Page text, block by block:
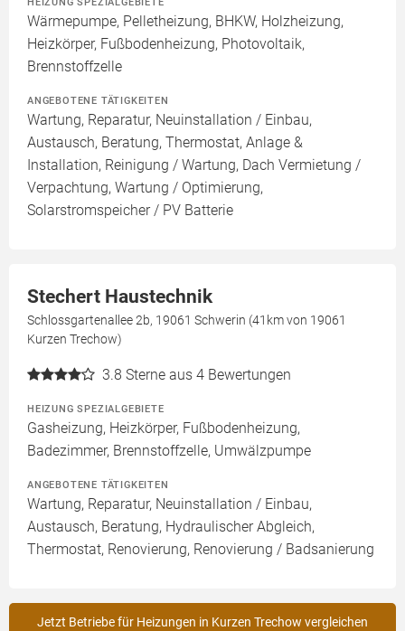
Wärmepumpe, Pelletheizung, BHKW, Holzheizung,
Heizkörper, Fußbodenheizung, Photovoltaik,
Brennstoffzelle
ANGEBOTENE TÄTIGKEITEN
Wartung, Reparatur, Neuinstallation / Einbau,
Austausch, Beratung, Thermostat, Anlage &
Installation, Reinigung / Wartung, Dach Vermietung /
Verpachtung, Wartung / Optimierung,
Solarstromspeicher / PV Batterie
Stechert Haustechnik
Schlossgartenallee 2b, 19061 Schwerin (41km von 19061
Kurzen Trechow)
3.8 Sterne aus 4 Bewertungen
HEIZUNG SPEZIALGEBIETE
Gasheizung, Heizkörper, Fußbodenheizung,
Badezimmer, Brennstoffzelle, Umwälzpumpe
ANGEBOTENE TÄTIGKEITEN
Wartung, Reparatur, Neuinstallation / Einbau,
Austausch, Beratung, Hydraulischer Abgleich,
Thermostat, Renovierung, Renovierung / Badsanierung
Jetzt Betriebe für Heizungen in Kurzen Trechow vergleichen